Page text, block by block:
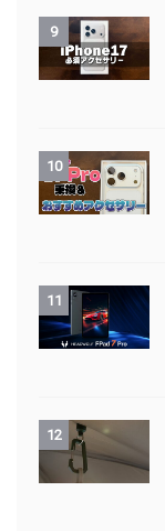
9
10
11
12